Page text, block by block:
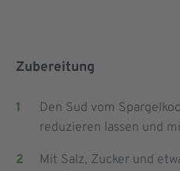
Zubereitung
Den Sud vom
reduzieren lassen und
Mit Salz, Zucker und